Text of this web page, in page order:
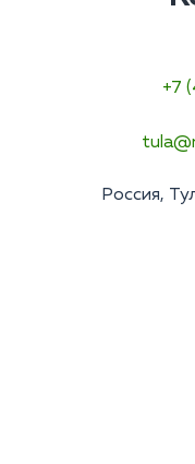
+7
Россия,